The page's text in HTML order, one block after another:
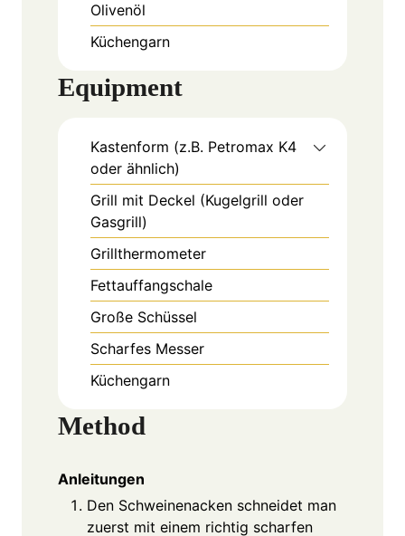
Olivenöl
Küchengarn
Equipment
Kastenform (z.B. Petromax K4
oder ähnlich)
Grill mit Deckel (Kugelgrill oder
Gasgrill)
Grillthermometer
Fettauffangschale
Große Schüssel
Scharfes Messer
Küchengarn
Method
Anleitungen
Den Schweinenacken schneidet man
zuerst mit einem richtig scharfen